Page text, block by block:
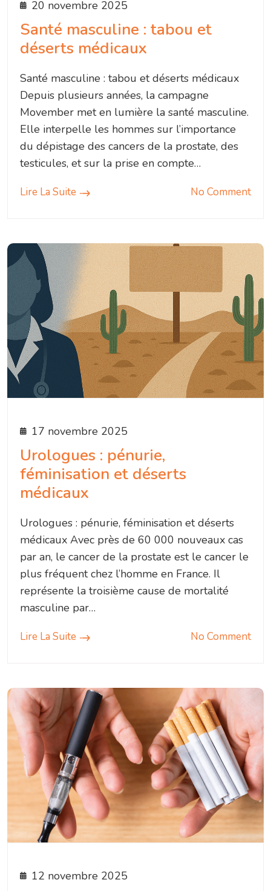
20 novembre 2025
Santé masculine : tabou et
déserts médicaux
Santé masculine : tabou et déserts médicaux
Depuis plusieurs années, la campagne
Movember met en lumière la santé masculine.
Elle interpelle les hommes sur l’importance
du dépistage des cancers de la prostate, des
testicules, et sur la prise en compte…
Lire La Suite No Comment
17 novembre 2025
Urologues : pénurie,
féminisation et déserts
médicaux
Urologues : pénurie, féminisation et déserts
médicaux Avec près de 60 000 nouveaux cas
par an, le cancer de la prostate est le cancer le
plus fréquent chez l’homme en France. Il
représente la troisième cause de mortalité
masculine par…
Lire La Suite No Comment
12 novembre 2025